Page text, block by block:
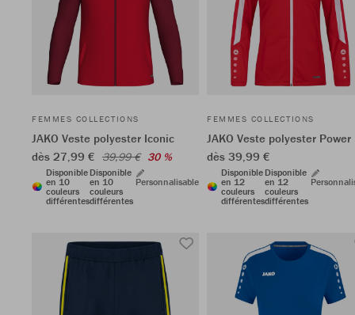
FEMMES COLLECTIONS
JAKO Veste polyester Iconic
dès 27,99 € 39,99 € 30 %
Disponible
en 10
couleurs
différentes
Disponible
en 10
couleurs
différentes
Personnalisable
FEMMES COLLECTIONS
JAKO Veste polyester Power
dès 39,99 €
Disponible
en 12
couleurs
différentes
Disponible
en 12
couleurs
différentes